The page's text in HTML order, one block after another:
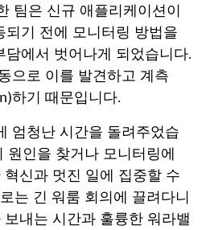
팀은 신규 애플리케이션이
되기 전에 모니터링 방법을
담에서 벗어나게 되었습니다.
으로 이를 발견하고 계측
하기 때문입니다.
엄청난 시간을 돌려주었습
원인을 찾거나 모니터링에
신과 멋진 일에 집중할 수
는 긴 워룸 회의에 끌려다니
내는 시간과 훌륭한 워라밸